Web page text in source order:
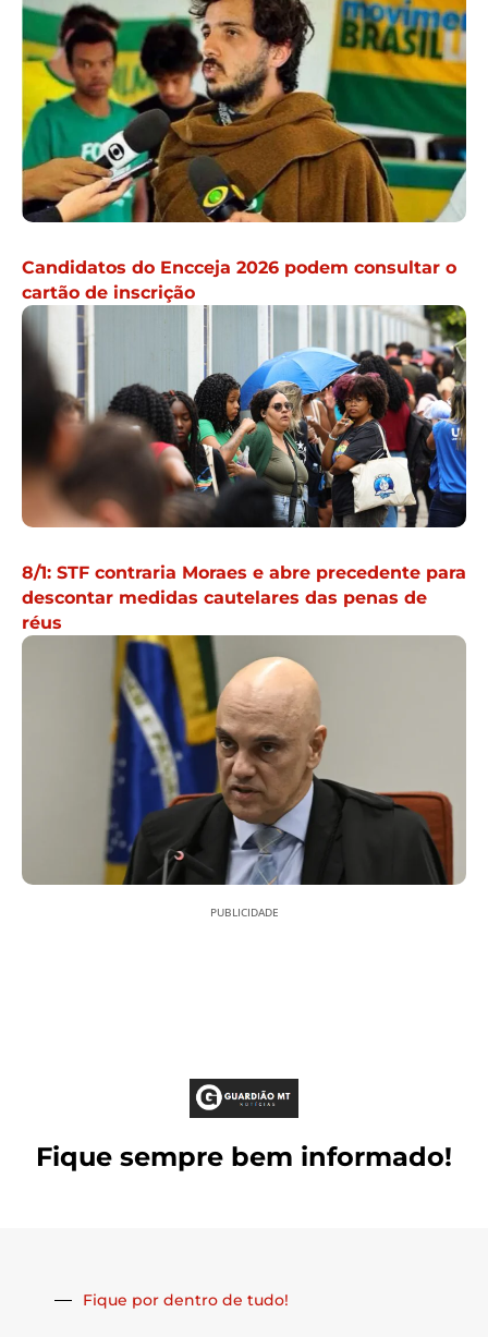
Candidatos do Encceja 2026 podem consultar o
cartão de inscrição
8/1: STF contraria Moraes e abre precedente para
descontar medidas cautelares das penas de
réus
PUBLICIDADE
Fique sempre bem informado!
Fique por dentro de tudo!